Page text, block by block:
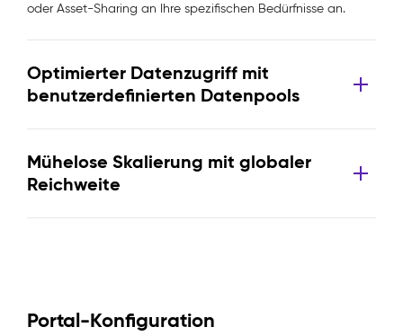
oder Asset-Sharing an Ihre spezifischen Bedürfnisse an.
Optimierter Datenzugriff mit
benutzerdefinierten Datenpools
Mühelose Skalierung mit globaler
Reichweite
Portal-Konfiguration